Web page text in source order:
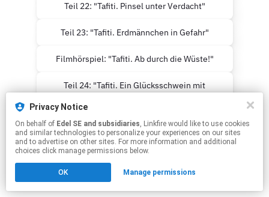
Teil 22: "Tafiti. Pinsel unter Verdacht"
Teil 23: "Tafiti. Erdmännchen in Gefahr"
Filmhörspiel: "Tafiti. Ab durch die Wüste!"
Teil 24: "Tafiti. Ein Glücksschwein mit
This page may contain affiliate links.
By using this service, you agree to the use of cookies.
Click hereto manage your permissions.
Privacy Notice
On behalf of Edel SE and subsidiaries, Linkfire would like to use cookies
and similar technologies to personalize your experiences on our sites
and to advertise on other sites. For more information and additional
choices click manage permissions below.
OK Manage permissions